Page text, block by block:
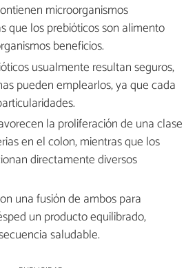
microorganismos
que los prebióticos son alimento
beneficios.
usualmente resultan seguros,
pueden emplearlos, ya que cada
la proliferación de una clase
en el colon, mientras que los
directamente diversos
una fusión de ambos para
un producto equilibrado,
saludable.